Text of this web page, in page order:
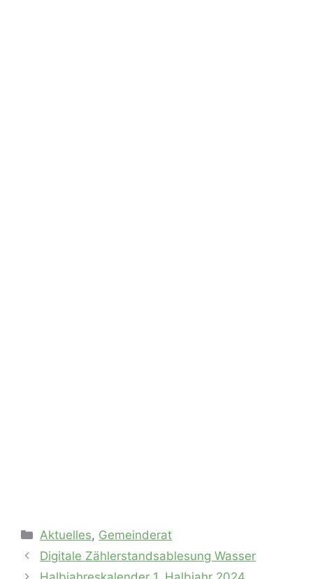
Kategorien
Aktuelles, Gemeinderat
Digitale Zählerstandsablesung Wasser